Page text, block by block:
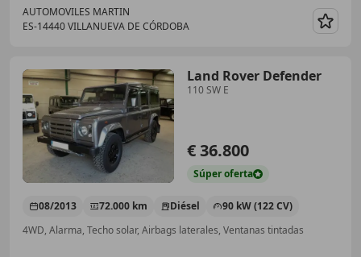
AUTOMOVILES MARTIN
ES-14440 VILLANUEVA DE CÓRDOBA
Land Rover Defender
110 SW E
€ 36.800
Súperoferta
08/2013 72.000 km Diésel
90 kW (122 CV)
4WD, Alarma, Techo solar, Airbags laterales, Ventanas tintadas